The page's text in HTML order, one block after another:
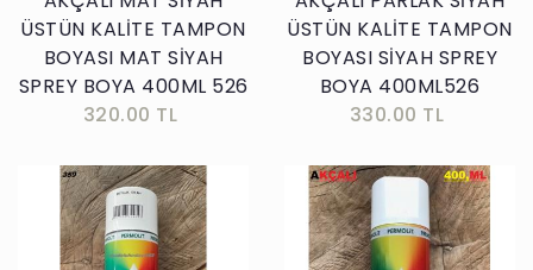
ÜSTÜN KALİTE TAMPON
BOYASI MAT SİYAH
SPREY BOYA 400ML 526
320.00 TL
ÜSTÜN KALİTE TAMPON
BOYASI SİYAH SPREY
BOYA 400ML526
330.00 TL